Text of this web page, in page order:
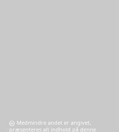
Medmindre andet er angivet,
præsenteres alt indhold på denne